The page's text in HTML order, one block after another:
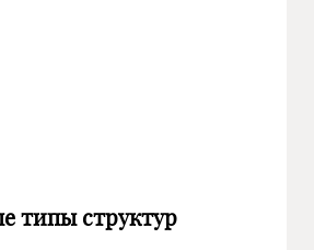
типы структур